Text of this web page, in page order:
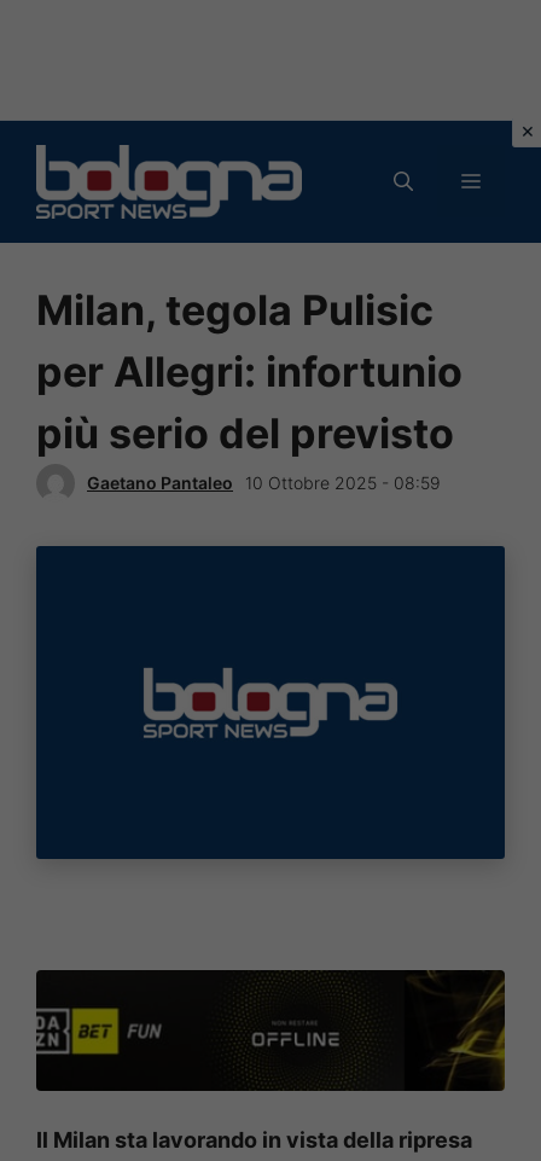
contenuto
MENU
Milan, tegola Pulisic
per Allegri: infortunio
più serio del previsto
Gaetano Pantaleo 10 Ottobre 2025 - 08:59
Il Milan sta lavorando in vista della ripresa